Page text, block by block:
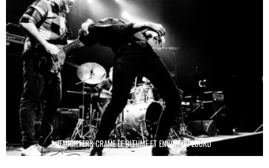
DAUGHTERS CRAME LE BITUME ET ENVOIE DU LOURD